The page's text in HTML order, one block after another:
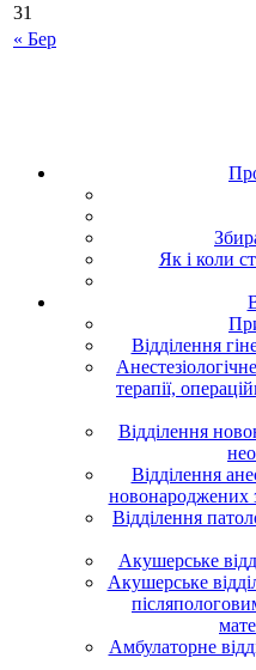
« Бер
31
Як і коли
Відділення
терапії,
Відділення
Відділення
новонароджених
Відділення
Акушерське
Акушерське
Амбулаторне